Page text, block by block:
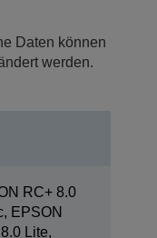
Daten können
werden.
RC+ 8.0
EPSON
Lite,